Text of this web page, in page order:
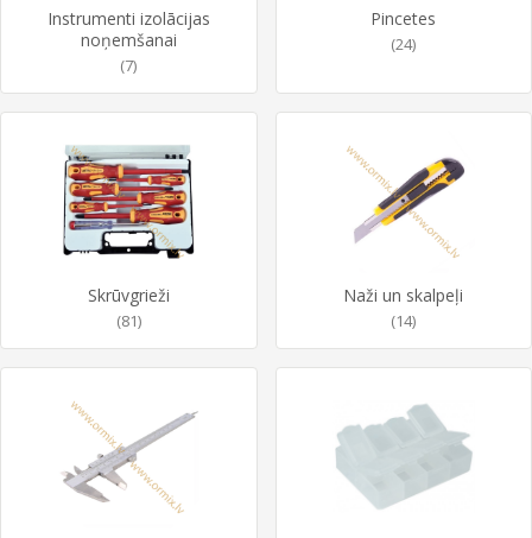
Instrumenti izolācijas
noņemšanai
(7)
Pincetes
(24)
Skrūvgrieži
(81)
Naži un skalpeļi
(14)